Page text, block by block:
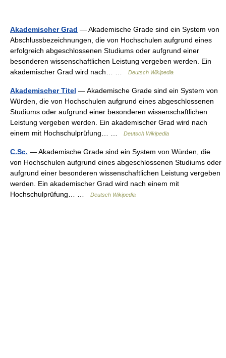
Akademischer Grad — Akademische Grade sind ein System von
Abschlussbezeichnungen, die von Hochschulen aufgrund eines
erfolgreich abgeschlossenen Studiums oder aufgrund einer
besonderen wissenschaftlichen Leistung vergeben werden. Ein
akademischer Grad wird nach… …
Deutsch Wikipedia
Akademischer Titel — Akademische Grade sind ein System von
Würden, die von Hochschulen aufgrund eines abgeschlossenen
Studiums oder aufgrund einer besonderen wissenschaftlichen
Leistung vergeben werden. Ein akademischer Grad wird nach
einem mit Hochschulprüfung… …
Deutsch Wikipedia
C.Sc. — Akademische Grade sind ein System von Würden, die
von Hochschulen aufgrund eines abgeschlossenen Studiums oder
aufgrund einer besonderen wissenschaftlichen Leistung vergeben
werden. Ein akademischer Grad wird nach einem mit
Hochschulprüfung… …
Deutsch Wikipedia